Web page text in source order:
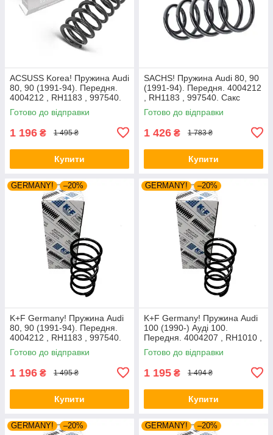
ACSUSS Korea! Пружина Audi
80, 90 (1991-94). Передня.
4004212 , RH1183 , 997540.
Аксусс Корея
Готово до відправки
1 196 ₴ 1 495 ₴
Купити
SACHS! Пружина Audi 80, 90
(1991-94). Передня. 4004212
, RH1183 , 997540. Сакс
Готово до відправки
1 426 ₴ 1 783 ₴
Купити
GERMANY! –20%
K+F Germany! Пружина Audi
80, 90 (1991-94). Передня.
4004212 , RH1183 , 997540.
К+Ф Німеччина
Готово до відправки
1 196 ₴ 1 495 ₴
Купити
GERMANY! –20%
K+F Germany! Пружина Audi
100 (1990-) Ауді 100.
Передня. 4004207 , RH1010 ,
997224. К+Ф Німеччина
Готово до відправки
1 195 ₴ 1 494 ₴
Купити
GERMANY! –20% GERMANY! –20%